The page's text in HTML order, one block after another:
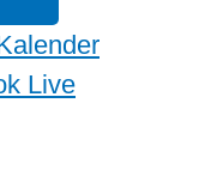
Live